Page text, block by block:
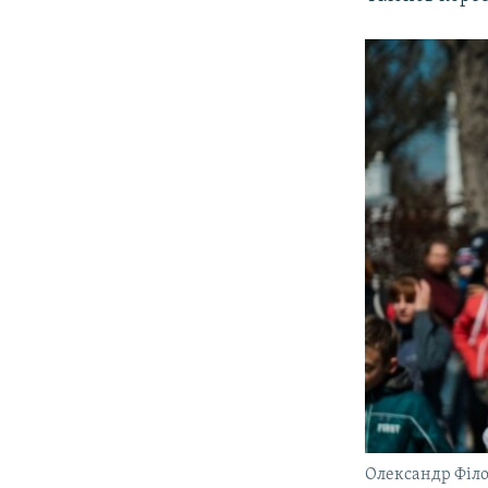
Олександр